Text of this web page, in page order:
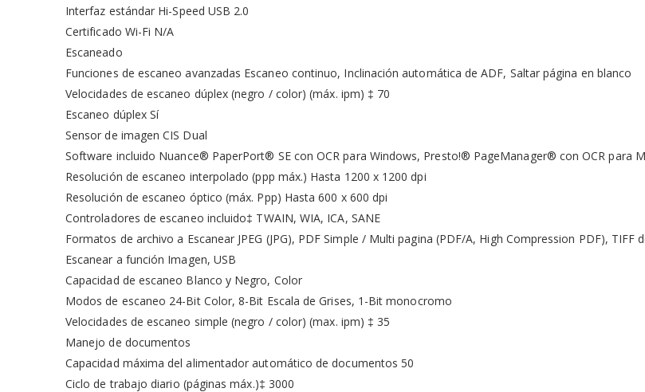
Interfaz estándar Hi-Speed USB 2.0
Certificado Wi-Fi N/A
Escaneado
Funciones de escaneo avanzadas Escaneo continuo, Inclinación automática de ADF, Saltar página en blanco
Velocidades de escaneo dúplex (negro / color) (máx. ipm) ‡ 70
Escaneo dúplex Sí
Sensor de imagen CIS Dual
Software incluido Nuance® PaperPort® SE con OCR para Windows, Presto!® PageManager® con OCR para
Resolución de escaneo interpolado (ppp máx.) Hasta 1200 x 1200 dpi
Resolución de escaneo óptico (máx. Ppp) Hasta 600 x 600 dpi
Controladores de escaneo incluido‡ TWAIN, WIA, ICA, SANE
Formatos de archivo a Escanear JPEG (JPG), PDF Simple / Multi pagina (PDF/A, High Compression PDF), TIFF
Escanear a función Imagen, USB
Capacidad de escaneo Blanco y Negro, Color
Modos de escaneo 24-Bit Color, 8-Bit Escala de Grises, 1-Bit monocromo
Velocidades de escaneo simple (negro / color) (max. ipm) ‡ 35
Manejo de documentos
Capacidad máxima del alimentador automático de documentos 50
Ciclo de trabajo diario (páginas máx.)‡ 3000